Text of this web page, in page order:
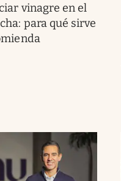
vinagre en el
para qué sirve